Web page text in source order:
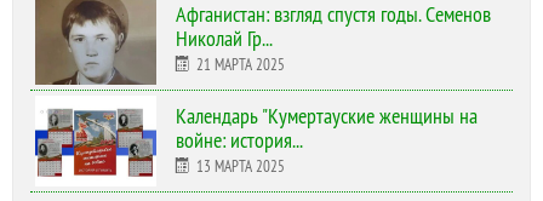
Афганистан: взгляд спустя годы. Семенов
Николай Гр...
21 МАРТА 2025
Календарь "Кумертауские женщины на
войне: история...
13 МАРТА 2025